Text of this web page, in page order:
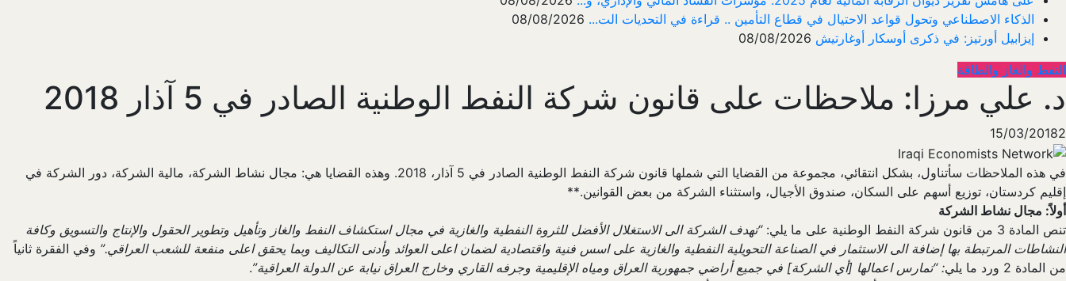
الذكاء الاصطناعي وتحول قواعد الاحتيال في قطاع ‏التأمين .. قراءة في التحديات الت... 08/08/2026
إيزابيل أورتيز: في ذكرى ‏أوسكار أوغارتيش 08/08/2026
النفط والغاز والطاقة
د. علي مرزا: ملاحظات على قانون شركة النفط الوطنية الصادر في 5 آذار 2018
15/03/20182
في هذه الملاحظات سأتناول، بشكل انتقائي، مجموعة من القضايا التي شملها قانون شركة النفط الوطنية الصادر في 5 آذار، 2018. وهذه القضايا هي: مجال نشاط الشركة، مالية الشركة، دور الشركة في
إقليم كردستان، توزيع أسهم على السكان، صندوق الأجيال، واستثناء الشركة من بعض القوانين.**
أولاً: مجال نشاط الشركة
تنص المادة 3 من قانون شركة النفط الوطنية على ما يلي:
“تهدف الشركة الى الاستغلال الأفضل للثروة النفطية والغازية في مجال استكشاف النفط والغاز وتأهيل وتطوير الحقول والإنتاج والتسويق وكافة
النشاطات المرتبطة بها إضافة الى الاستثمار في الصناعة التحويلية النفطية والغازية على اسس فنية واقتصادية لضمان اعلى العوائد وأدنى التكاليف وبما يحقق اعلى منفعة للشعب العراقي.” وفي الفقرة ثانياً
من المادة 2 ورد ما يلي
: “تمارس اعمالها [أي الشركة] في جميع أراضي جمهورية العراق ومياه الإقليمية وجرفه القاري وخارج العراق نيابة عن الدولة العراقية”.